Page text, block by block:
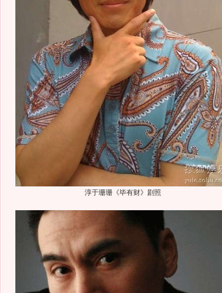
淳于珊珊《毕有财》剧照